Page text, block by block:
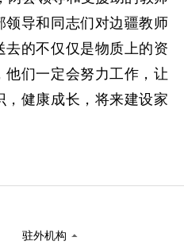
导和同志们对边疆教师
的不仅仅是物质上的资
们一定会努力工作，让
健康成长，将来建设家
驻外机构